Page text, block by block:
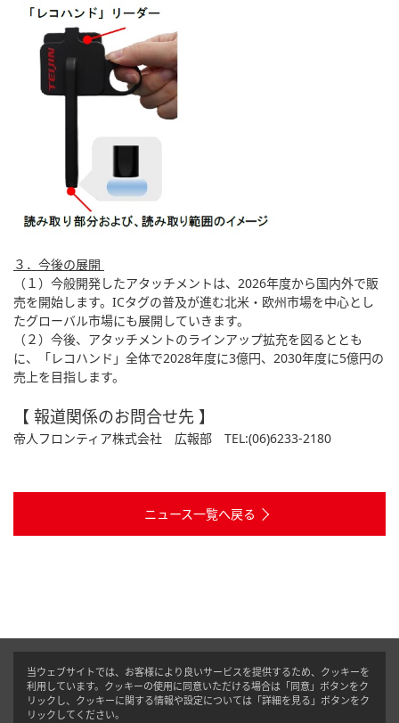
３．今後の展開
（１）今般開発したアタッチメントは、2026年度から国内外で販
売を開始します。ICタグの普及が進む北米・欧州市場を中心とし
たグローバル市場にも展開していきます。
（２）今後、アタッチメントのラインアップ拡充を図るととも
に、「レコハンド」全体で2028年度に3億円、2030年度に5億円の
売上を目指します。
【 報道関係のお問合せ先 】
帝人フロンティア株式会社 広報部 TEL:(06)6233-2180
ニュース一覧へ戻る
当ウェブサイトでは、お客様により良いサービスを提供するため、クッキーを
利用しています。クッキーの使用に同意いただける場合は「同意」ボタンをク
リックし、クッキーに関する情報や設定については「詳細を見る」ボタンをク
リックしてください。